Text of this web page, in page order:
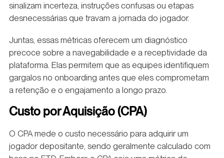
sinalizam incerteza, instruções confusas ou etapas
desnecessárias que travam a jornada do jogador.
Juntas, essas métricas oferecem um diagnóstico
precoce sobre a navegabilidade e a receptividade da
plataforma. Elas permitem que as equipes identifiquem
gargalos no onboarding antes que eles comprometam
a retenção e o engajamento a longo prazo.
Custo por Aquisição (CPA)
O CPA mede o custo necessário para adquirir um
jogador depositante, sendo geralmente calculado com